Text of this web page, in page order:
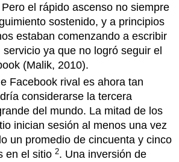
el rápido ascenso no siempre
sostenido, y a principios
estaban comenzando a escribir
ya que no logró seguir el
(Malik, 2010).
Facebook rival es ahora tan
considerarse la tercera
del mundo. La mitad de los
inician sesión al menos una vez
un promedio de cincuenta y cinco
en el sitio2. Una inversión de